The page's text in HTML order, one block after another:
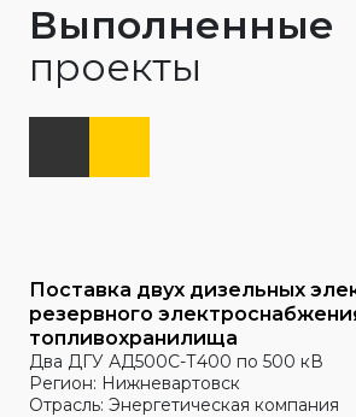
Выполненные
проекты
Поставка двух дизельных
резервного
топливохранилища
Два ДГУ АД500С-Т400 по 500 кВ
Регион: Нижневартовск
Отрасль: Энергетическая компания